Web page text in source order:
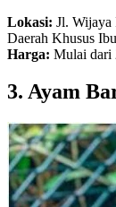
Lokasi: Jl. Wijaya
Daerah Khusus
Harga: Mulai dari
3. Ayam